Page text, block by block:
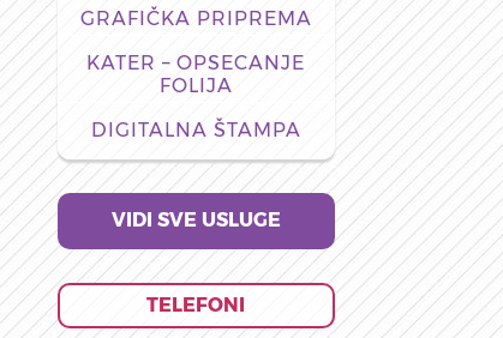
GRAFIČKA PRIPREMA
KATER – OPSECANJE
FOLIJA
DIGITALNA ŠTAMPA
VIDI SVE USLUGE
TELEFONI